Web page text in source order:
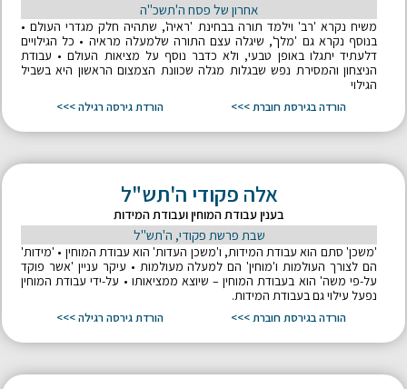
אחרון של פסח ה'תשכ"ה
משיח נקרא 'רב' וילמד תורה בבחינת 'ראיה', שתהיה חלק מגדרי העולם •
בנוסף נקרא גם 'מלך', שיגלה עצם התורה שלמעלה מראיה • כל הגילויים
דלעתיד יתגלו באופן טבעי, ולא כדבר נוסף על מציאות העולם • עבודת
הניצחון והמסירת נפש שבגלות מגלה שכוונת הצמצום הראשון היא בשביל
הגילוי
הורדה בגירסת חוברת >>> הורדת גירסה רגילה >>>
אלה פקודי ה'תש"ל
בענין עבודת המוחין ועבודת המידות
שבת פרשת פקודי, ה'תש"ל
'משכן' סתם הוא עבודת המידות, ו'משכן העדות' הוא עבודת המוחין • 'מידות'
הם לצורך העולמות ו'מוחין' הם למעלה מעולמות • עיקר עניין 'אשר פוקד
על-פי משה' הוא בעבודת המוחין – שיוצא ממציאותו • על-ידי עבודת המוחין
נפעל עילוי גם בעבודת המידות.
הורדה בגירסת חוברת >>> הורדת גירסה רגילה >>>